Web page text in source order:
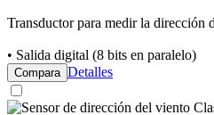
Transductor para medir la dirección
• Salida digital (8 bits en paralelo)
Compara Detalles